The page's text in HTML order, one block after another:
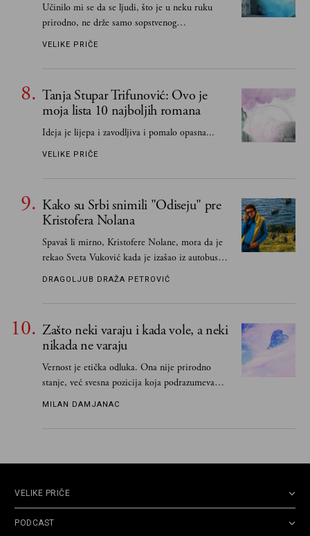
Učinilo mi se da se ljudi, što je u neku ruku
prirodno, ne drže samo sopstvenog
senzibiliteta... Pokušao sam (biće, samo
VELIKE PRIČE
Tanja Stupar Trifunović: Ovo je
moja lista 10 najboljih romana
Ideja je lijepa i zavodljiva i pomalo opasna...
VELIKE PRIČE
Kako su Srbi snimili "Odiseju" pre
Kristofera Nolana
Spavaš li mirno, Kristofere Nolane, mora da je
rekao Sveta Vuković kada je izašao iz autobusa i
čim je stigao kući pozvao Vojkana
DRAGOLJUB DRAŽA PETROVIĆ
Zašto neki varaju i kada vole, a neki
nikada ne varaju
Vernost je etička odluka. Ona nije prirodno
stanje, već svesna pozicija koja podrazumeva
MILAN DAMJANAC
VELIKE PRIČE
PODCAST